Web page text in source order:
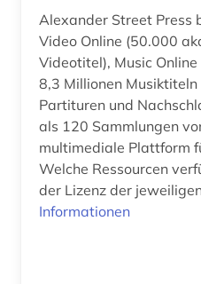
denkmalpflege (3)
deponie (1)
design (3)
Alexander Street Press
Video Online (50.000
Videotitel), Music
8,3 Millionen
Partituren und
als 120 Sammlungen
multimediale Plattform
Welche Ressourcen
der Lizenz der
Informationen